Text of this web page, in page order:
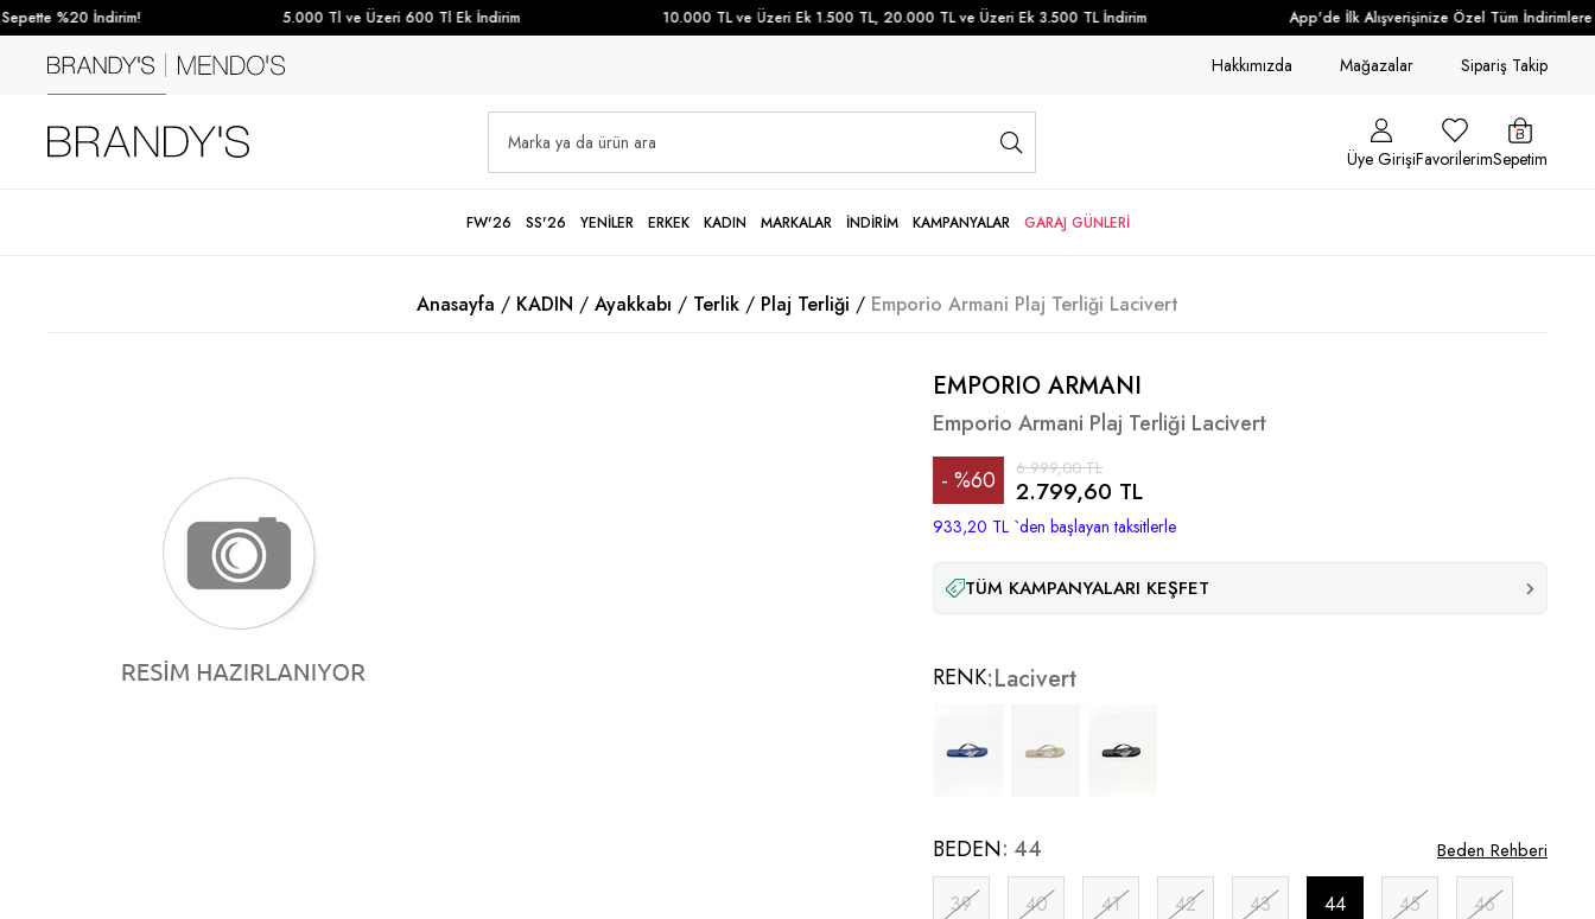
%20 İndirim! 5.000 Tl ve Üzeri 600 Tl Ek İndirim 10.000 TL ve Üzeri Ek 1.500 TL, 20.000 TL ve Üzeri Ek 3.500 TL İndirim App'de İlk Alışverişinize Özel Tüm İndirimlere
Hakkımızda Mağazalar Sipariş Takip
Üye GirişiFavorilerimSepetim
FW'26 SS'26 YENİLER ERKEK KADIN MARKALAR İNDİRİM KAMPANYALAR GARAJ GÜNLERİ
Anasayfa KADIN Ayakkabı Terlik Plaj Terliği Emporio Armani Plaj Terliği Lacivert
EMPORIO ARMANI
Emporio Armani Plaj Terliği Lacivert
%60
İndirim
6.999,00 TL
2.799,60 TL
933,20 TL `den başlayan taksitlerle
TÜM KAMPANYALARI KEŞFET
RENK Lacivert
BEDEN 44
39 40 41 42 43 44 45 46
Beden Rehberi